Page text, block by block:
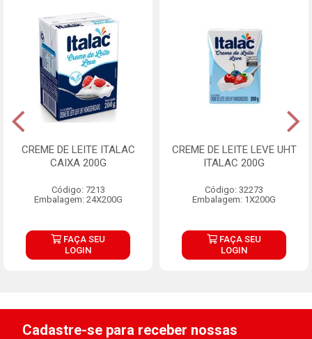
CREME DE LEITE ITALAC
CAIXA 200G
Código: 7213
Embalagem: 24X200G
FAÇA SEU
LOGIN
CREME DE LEITE LEVE UHT
ITALAC 200G
Código: 32273
Embalagem: 1X200G
FAÇA SEU
LOGIN
Cadastre-se para receber nossas